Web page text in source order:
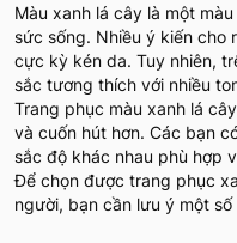
Màu xanh lá cây là một
sức sống. Nhiều ý kiến cho
cực kỳ kén da. Tuy nhiên,
sắc tương thích với nhiều
Trang phục màu xanh lá
và cuốn hút hơn. Các bạn
sắc độ khác nhau phù hợp
Để chọn được trang phục
người, bạn cần lưu ý một số